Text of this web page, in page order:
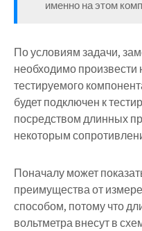
именно на этом
По условиям задачи,
необходимо произвести
тестируемого
будет подключен к
посредством длинных
некоторым
Поначалу может
преимущества от
способом, потому что
вольтметра внесут в